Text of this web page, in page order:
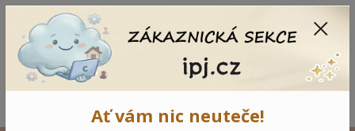
Ať vám nic neuteče!